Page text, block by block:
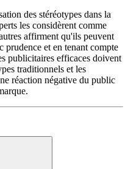
des stéréotypes dans la
les considèrent comme
affirment qu'ils peuvent
prudence et en tenant compte
publicitaires efficaces doivent
traditionnels et les
réaction négative du public